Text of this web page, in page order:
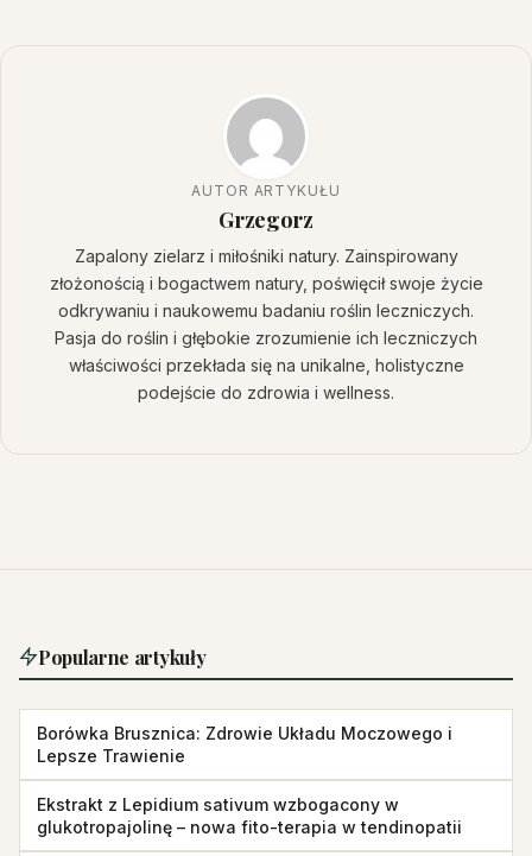
AUTOR ARTYKUŁU
Grzegorz
Zapalony zielarz i miłośniki natury. Zainspirowany
złożonością i bogactwem natury, poświęcił swoje życie
odkrywaniu i naukowemu badaniu roślin leczniczych.
Pasja do roślin i głębokie zrozumienie ich leczniczych
właściwości przekłada się na unikalne, holistyczne
podejście do zdrowia i wellness.
Popularne artykuły
Borówka Brusznica: Zdrowie Układu Moczowego i
Lepsze Trawienie
Ekstrakt z Lepidium sativum wzbogacony w
glukotropajolinę – nowa fito-terapia w tendinopatii